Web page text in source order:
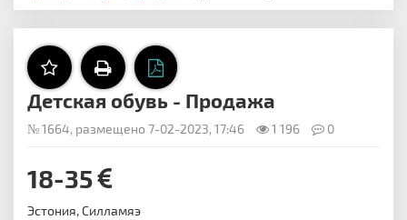
Детская обувь - Продажа
№ 1664, размещено 7-02-2023, 17:46 1 196 0
18-35
Эстония, Силламяэ